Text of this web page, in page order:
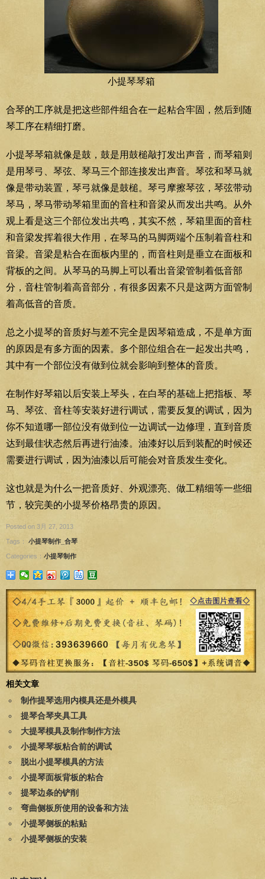
小提琴琴箱
合琴的工序就是把这些部件组合在一起粘合牢固，然后到随
琴工序在精细打磨。
小提琴琴箱就像是鼓，鼓是用鼓槌敲打发出声音，而琴箱则
是用琴弓、琴弦、琴马三个部连接发出声音。琴弦和琴马就
像是带动装置，琴弓就像是鼓槌。琴弓摩擦琴弦，琴弦带动
琴马，琴马带动琴箱里面的音柱和音梁从而发出共鸣。从外
观上看是这三个部位发出共鸣，其实不然，琴箱里面的音柱
和音梁发挥着很大作用，在琴马的马脚两端个压制着音柱和
音梁。音梁是粘合在面板内里的，而音柱则是垂立在面板和
背板的之间。从琴马的马脚上可以看出音梁管制着低音部
分，音柱管制着高音部分，有很多因素不只是这两方面管制
着高低音的音质。
总之小提琴的音质好与差不完全是因琴箱造成，不是单方面
的原因是有多方面的因素。多个部位组合在一起发出共鸣，
其中有一个部位没有做到位就会影响到整体的音质。
在制作好琴箱以后安装上琴头，在白琴的基础上把指板、琴
马、琴弦、音柱等安装好进行调试，需要反复的调试，因为
你不知道哪一部位没有做到位一边调试一边修理，直到音质
达到最佳状态然后再进行油漆。油漆好以后到装配的时候还
需要进行调试，因为油漆以后可能会对音质发生变化。
这也就是为什么一把音质好、外观漂亮、做工精细等一些细
节，较完美的小提琴价格昂贵的原因。
Posted on 3月 27, 2013
Tags： 小提琴制作_合琴
Categories： 小提琴制作
相关文章
制作提琴选用内模具还是外模具
提琴合琴夹具工具
大提琴模具及制作制作方法
小提琴琴板粘合前的调试
脱出小提琴模具的方法
小提琴面板背板的粘合
提琴边条的铲削
弯曲侧板所使用的设备和方法
小提琴侧板的粘贴
小提琴侧板的安装